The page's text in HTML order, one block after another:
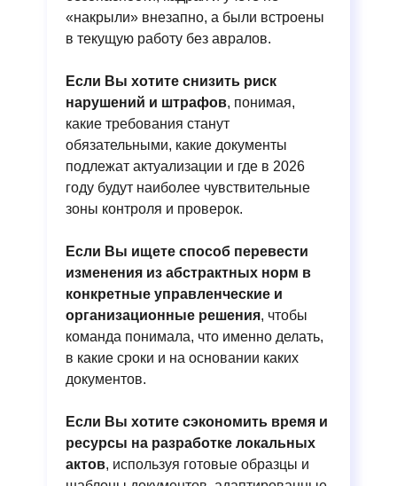
«накрыли» внезапно, а были встроены
в текущую работу без авралов.
Если Вы хотите снизить риск
нарушений и штрафов, понимая,
какие требования станут
обязательными, какие документы
подлежат актуализации и где в 2026
году будут наиболее чувствительные
зоны контроля и проверок.
Если Вы ищете способ перевести
изменения из абстрактных норм в
конкретные управленческие и
организационные решения, чтобы
команда понимала, что именно делать,
в какие сроки и на основании каких
документов.
Если Вы хотите сэкономить время и
ресурсы на разработке локальных
актов, используя готовые образцы и